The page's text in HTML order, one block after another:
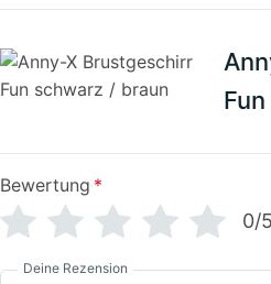
Bewertung *
0/5
Deine Rezension